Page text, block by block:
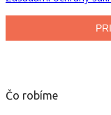
Čo robíme